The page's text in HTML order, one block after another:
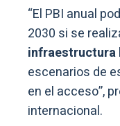
“El PBI anual
2030 si se
infraestructura
escenarios de
en el acceso”,
internacional.